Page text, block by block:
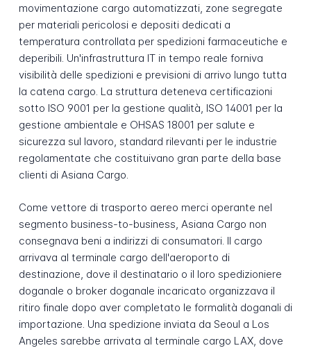
movimentazione cargo automatizzati, zone segregate
per materiali pericolosi e depositi dedicati a
temperatura controllata per spedizioni farmaceutiche e
deperibili. Un'infrastruttura IT in tempo reale forniva
visibilità delle spedizioni e previsioni di arrivo lungo tutta
la catena cargo. La struttura deteneva certificazioni
sotto ISO 9001 per la gestione qualità, ISO 14001 per la
gestione ambientale e OHSAS 18001 per salute e
sicurezza sul lavoro, standard rilevanti per le industrie
regolamentate che costituivano gran parte della base
clienti di Asiana Cargo.
Come vettore di trasporto aereo merci operante nel
segmento business-to-business, Asiana Cargo non
consegnava beni a indirizzi di consumatori. Il cargo
arrivava al terminale cargo dell'aeroporto di
destinazione, dove il destinatario o il loro spedizioniere
doganale o broker doganale incaricato organizzava il
ritiro finale dopo aver completato le formalità doganali di
importazione. Una spedizione inviata da Seoul a Los
Angeles sarebbe arrivata al terminale cargo LAX, dove